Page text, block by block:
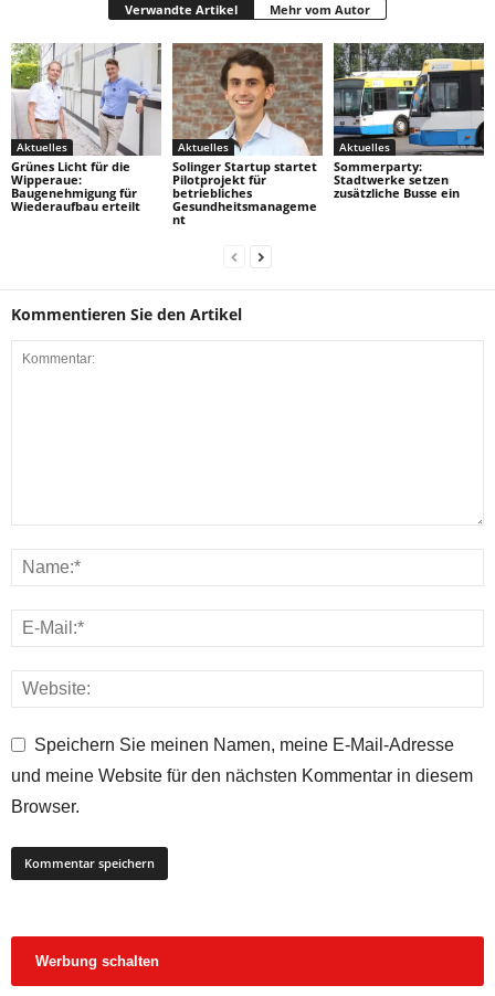
Verwandte Artikel Mehr vom Autor
Aktuelles
Grünes Licht für die
Wipperaue:
Baugenehmigung für
Wiederaufbau erteilt
Aktuelles
Solinger Startup startet
Pilotprojekt für
betriebliches
Gesundheitsmanageme
nt
Aktuelles
Sommerparty:
Stadtwerke setzen
zusätzliche Busse ein
Kommentieren Sie den Artikel
Speichern Sie meinen Namen, meine E-Mail-Adresse
und meine Website für den nächsten Kommentar in diesem
Browser.
Werbung schalten